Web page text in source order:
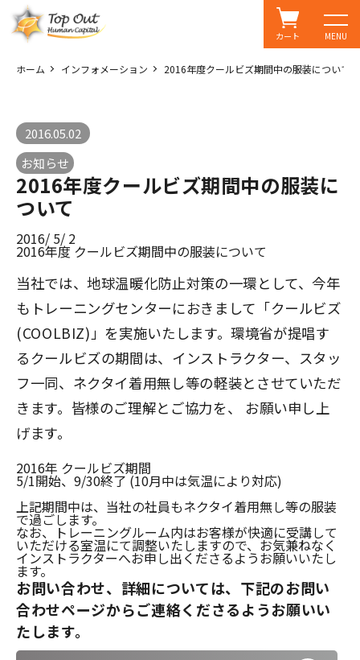
MENU
カート
ホーム インフォメーション 2016年度クールビズ期間中の服装について
2016.05.02
お知らせ
2016年度クールビズ期間中の服装に
ついて
2016/ 5/ 2
2016年度 クールビズ期間中の服装について
当社では、地球温暖化防止対策の一環として、今年
もトレーニングセンターにおきまして「クールビズ
(COOLBIZ)」を実施いたします。環境省が提唱す
るクールビズの期間は、インストラクター、スタッ
フ一同、ネクタイ着用無し等の軽装とさせていただ
きます。皆様のご理解とご協力を、 お願い申し上
げます。
2016年 クールビズ期間
5/1開始、9/30終了 (10月中は気温により対応)
上記期間中は、当社の社員もネクタイ着用無し等の服装
で過ごします。
なお、トレーニングルーム内はお客様が快適に受講して
いただける室温にて調整いたしますので、お気兼ねなく
インストラクターへお申し出くださるようお願いいたし
ます。
お問い合わせ、詳細については、下記のお問い
合わせページからご連絡くださるようお願いい
たします。